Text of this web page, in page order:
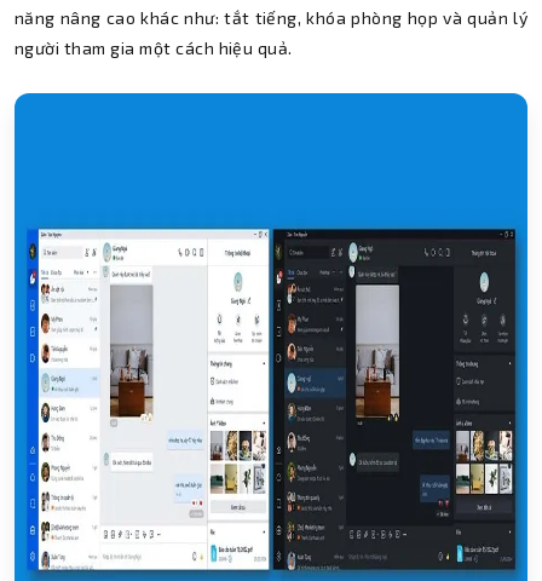
năng nâng cao khác như: tắt tiếng, khóa phòng họp và quản lý
người tham gia một cách hiệu quả.